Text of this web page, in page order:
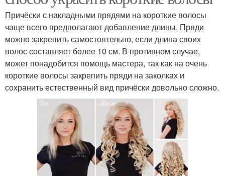
Волосы без
использования
Прички на короткие
волосы
Простые прически
Причка на короткие
волосы
Продукты для волос
Волосы в домашних
условиях
Причёски с накладными прядями на короткие волосы
чаще всего предполагают добавление длины. Пряди
можно закрепить самостоятельно, если длина своих
волос составляет более 10 см. В противном случае,
может понадобится помощь мастера, так как на очень
короткие волосы закрепить пряди на заколках и
сохранить естественный вид причёски довольно сложно.